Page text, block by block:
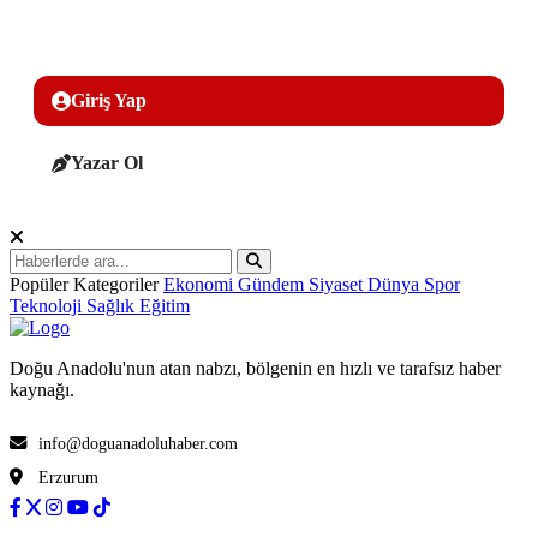
Giriş Yap
Yazar Ol
Popüler Kategoriler Ekonomi Gündem SiyasetDünya Spor
Teknoloji Sağlık Eğitim
Doğu Anadolu'nun atan nabzı, bölgenin en hızlı ve tarafsız haber
kaynağı.
info@doguanadoluhaber.com
Erzurum